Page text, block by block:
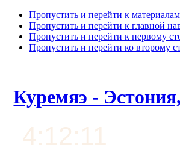
Пропустить и перейти к материалам
Пропустить и перейти к главной
Пропустить и перейти к первому
Пропустить и перейти ко второму
Куремяэ -
4:12:12